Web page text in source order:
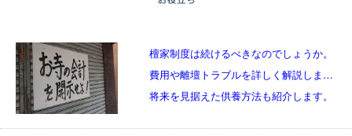
檀家制度は続けるべきなのでしょうか。
費用や離壇トラブルを詳しく解説します。
将来を見据えた供養方法も紹介します。